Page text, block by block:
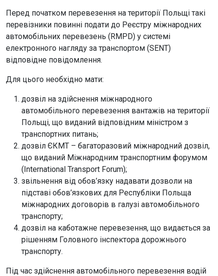
Перед початком перевезення на території Польщі такі
перевізники повинні подати до Реєстру міжнародних
автомобільних перевезень (RMPD) у системі
електронного нагляду за транспортом (SENT)
відповідне повідомлення.
Для цього необхідно мати:
дозвіл на здійснення міжнародного
автомобільного перевезення вантажів на території
Польщі, що виданий відповідним міністром з
транспортних питань;
дозвіл ЄКМТ – багаторазовий міжнародний дозвіл,
що виданий Міжнародним транспортним форумом
(International Transport Forum);
звільнення від обов’язку надавати дозволи на
підставі обов’язкових для Республіки Польща
міжнародних договорів в галузі автомобільного
транспорту;
дозвіл на каботажне перевезення, що видається за
рішенням Головного інспектора дорожнього
транспорту.
Під час здійснення автомобільного перевезення водій